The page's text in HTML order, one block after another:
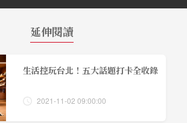
延伸閱讀
生活控玩台北！五大話題打卡全收錄
2021-11-02 09:00:00